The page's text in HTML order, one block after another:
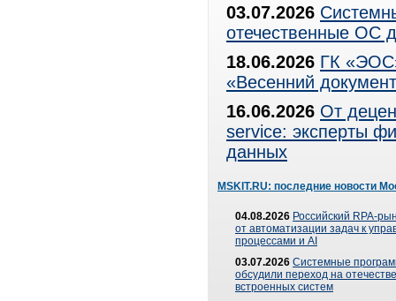
03.07.2026
отечественные ОС
18.06.2026 ГК
«Весенний
16.06.2026 От
service: эксперты
данных
MSKIT.RU: последние новости
04.08.2026 Российский RPA-
от автоматизации задач к
процессами и AI
03.07.2026 Системные
обсудили переход на
встроенных систем